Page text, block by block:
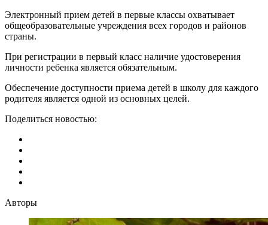
Электронный прием детей в первые классы охватывает
общеобразовательные учреждения всех городов и районов
страны.
При регистрации в первый класс наличие удостоверения
личности ребенка является обязательным.
Обеспечение доступности приема детей в школу для каждого
родителя является одной из основных целей.
Поделиться новостью:
Авторы